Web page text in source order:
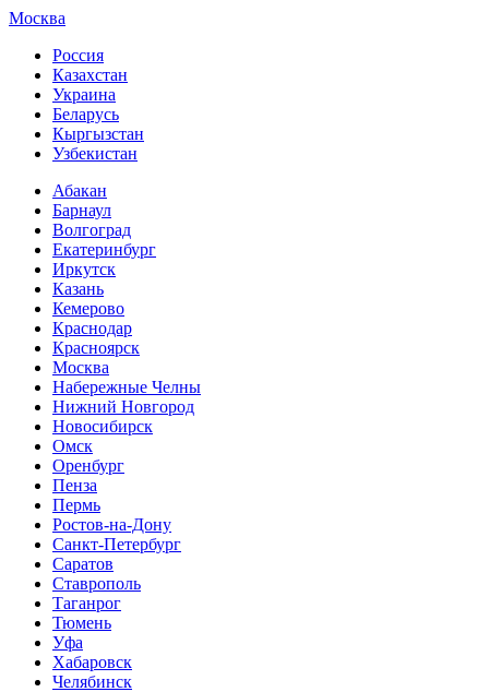
Москва
Россия
Казахстан
Украина
Беларусь
Кыргызстан
Узбекистан
Абакан
Барнаул
Волгоград
Екатеринбург
Иркутск
Казань
Кемерово
Краснодар
Красноярск
Москва
Набережные Челны
Нижний Новгород
Новосибирск
Омск
Оренбург
Пенза
Пермь
Ростов-на-Дону
Санкт-Петербург
Саратов
Ставрополь
Таганрог
Тюмень
Уфа
Хабаровск
Челябинск